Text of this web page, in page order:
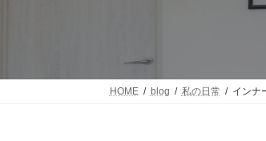
HOME blog 私の日常 インナ